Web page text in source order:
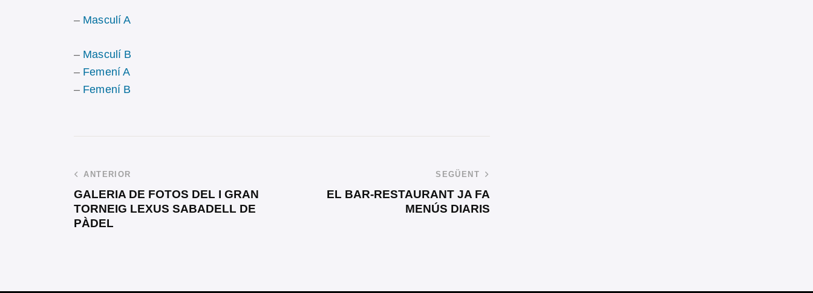
– Masculí A
– Masculí B
– Femení A
– Femení B
ANTERIOR
GALERIA DE FOTOS DEL I GRAN
TORNEIG LEXUS SABADELL DE
PÀDEL
SEGÜENT
EL BAR-RESTAURANT JA FA
MENÚS DIARIS